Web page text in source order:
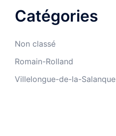
Catégories
Non classé
Romain-Rolland
Villelongue-de-la-Salanque